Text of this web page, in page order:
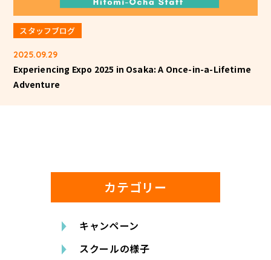
スタッフブログ
2025.09.29
Experiencing Expo 2025 in Osaka: A Once-in-a-Lifetime
Adventure
カテゴリー
キャンペーン
スクールの様子